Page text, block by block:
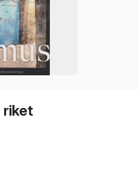
riket